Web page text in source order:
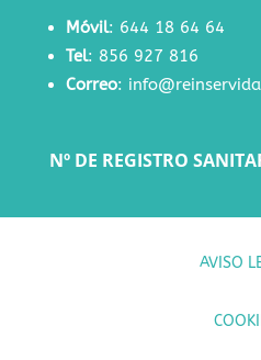
Móvil: 644 18 64 64
Tel: 856 927 816
Correo:
Nº DE REGISTRO
AVISO